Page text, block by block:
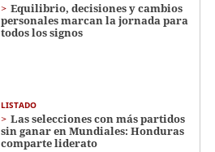
Equilibrio, decisiones y cambios
personales marcan la jornada para
todos los signos
LISTADO
Las selecciones con más partidos
sin ganar en Mundiales: Honduras
comparte liderato